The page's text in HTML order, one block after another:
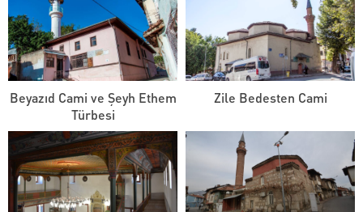
Beyazıd Cami ve Şeyh Ethem
Türbesi
Zile Bedesten Cami